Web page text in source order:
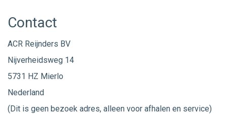
Contact
ACR Reijnders BV
Nijverheidsweg 14
5731 HZ Mierlo
Nederland
(Dit is geen bezoek adres, alleen voor afhalen en service)